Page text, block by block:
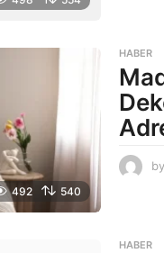
492 540
HABER
by
HABER